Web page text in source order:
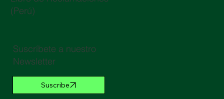
(Perú)
Suscríbete a nuestro
Newsletter
Suscribe